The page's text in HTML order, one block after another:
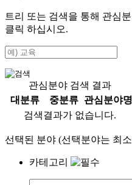
트리 또는 검색을 통해 관심
클릭 하십시오.
관심분야 검색 결과
대분류
중분류
관심분야명
검색결과가 없습니다.
선택된 분야 (선택분야는 최
카테고리